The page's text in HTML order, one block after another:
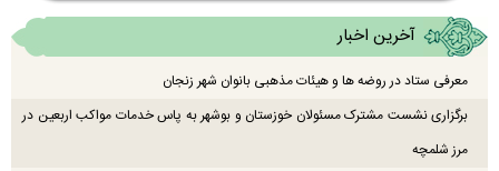
آخرین اخبار
معرفی ستاد در روضه ها و هیئات مذهبی بانوان شهر زنجان
برگزاری نشست مشترک مسئولان خوزستان و بوشهر به پاس خدمات مواکب اربعین در
مرز شلمچه